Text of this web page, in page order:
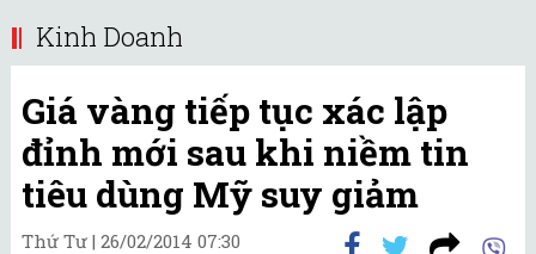
Kinh Doanh
Giá vàng tiếp tục xác lập
đỉnh mới sau khi niềm tin
tiêu dùng Mỹ suy giảm
Thứ Tư | 26/02/2014 07:30